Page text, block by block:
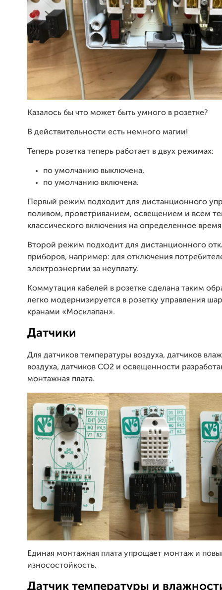
Казалось бы что может быть умного в розетке?
В действительности есть немного магии!
Теперь розетка теперь работает в двух режимах:
по умолчанию выключена,
по умолчанию включена.
Первый режим подходит для дистанционного
поливом, проветриванием, освещением и всем
классического включения на определенное
Второй режим подходит для дистанционного
приборов, например: для отключения
электроэнергии за неуплату.
Коммутация кабелей в розетке сделана таким
легко модернизируется в розетку управления
кранами «Москлапан».
Датчики
Для датчиков температуры воздуха, датчиков
воздуха, датчиков CO2 и освещенности
монтажная плата.
Единая монтажная плата упрощает монтаж и
износостойкость.
Датчик температуры и